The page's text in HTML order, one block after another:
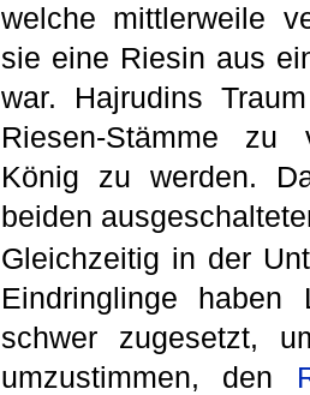
welche mittlerweile
sie eine Riesin aus
war. Hajrudins
Riesen-Stämme
König zu werden.
beiden
Gleichzeitig in der
Eindringlinge haben
schwer zugesetzt,
umzustimmen, den